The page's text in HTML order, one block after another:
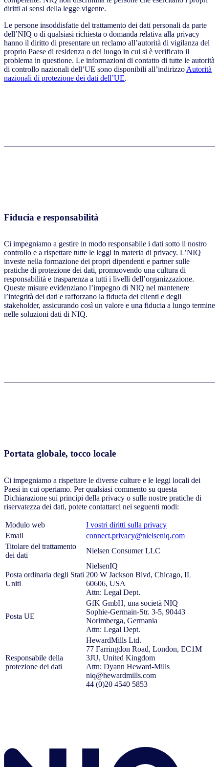
diritti ai sensi della legge vigente.
Le persone insoddisfatte del trattamento dei dati personali da parte
dell’NIQ o di qualsiasi richiesta o domanda relativa alla privacy
hanno il diritto di presentare un reclamo all’autorità di vigilanza del
proprio Paese di residenza o del luogo in cui si è verificato il
problema in questione. Le informazioni di contatto di tutte le autorità
di controllo nazionali dell’UE sono disponibili all’indirizzo Autorità
nazionali di protezione dei dati dell’UE.
Fiducia e responsabilità
Ci impegniamo a gestire in modo responsabile i dati sotto il nostro
controllo e a rispettare tutte le leggi in materia di privacy. L’NIQ
investe nella formazione dei propri dipendenti e partner sulle
pratiche di protezione dei dati, promuovendo una cultura di
responsabilità e trasparenza a tutti i livelli dell’organizzazione.
Queste misure evidenziano l’impegno di NIQ nel mantenere
l’integrità dei dati e rafforzano la fiducia dei clienti e degli
stakeholder, assicurando così un valore e una fiducia a lungo termine
nelle soluzioni dati di NIQ.
Portata globale, tocco locale
Ci impegniamo a rispettare le diverse culture e le leggi locali dei
Paesi in cui operiamo. Per qualsiasi commento su questa
Dichiarazione sui principi della privacy o sulle nostre pratiche di
riservatezza dei dati, potete contattarci nei seguenti modi:
Modulo web
I vostri diritti sulla privacy
Email
connect.privacy@nielseniq.com
Titolare del trattamento
dei dati
Nielsen Consumer LLC
Posta ordinaria degli Stati
Uniti
NielsenIQ
200 W Jackson Blvd, Chicago, IL
60606, USA
Attn: Legal Dept.
Posta UE
GfK GmbH, una società NIQ
Sophie-Germain-Str. 3-5, 90443
Norimberga, Germania
Attn: Legal Dept.
Responsabile della
protezione dei dati
HewardMills Ltd.
77 Farringdon Road, London, EC1M
3JU, United Kingdom
Attn: Dyann Heward-Mills
niq@hewardmills.com
44 (0)20 4540 5853